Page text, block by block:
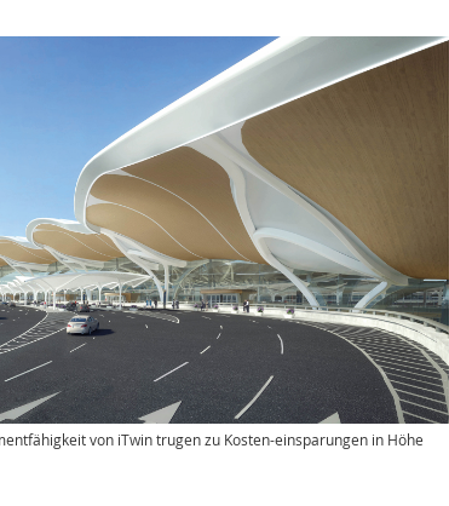
von iTwin trugen zu Kosten-einsparungen in Höhe